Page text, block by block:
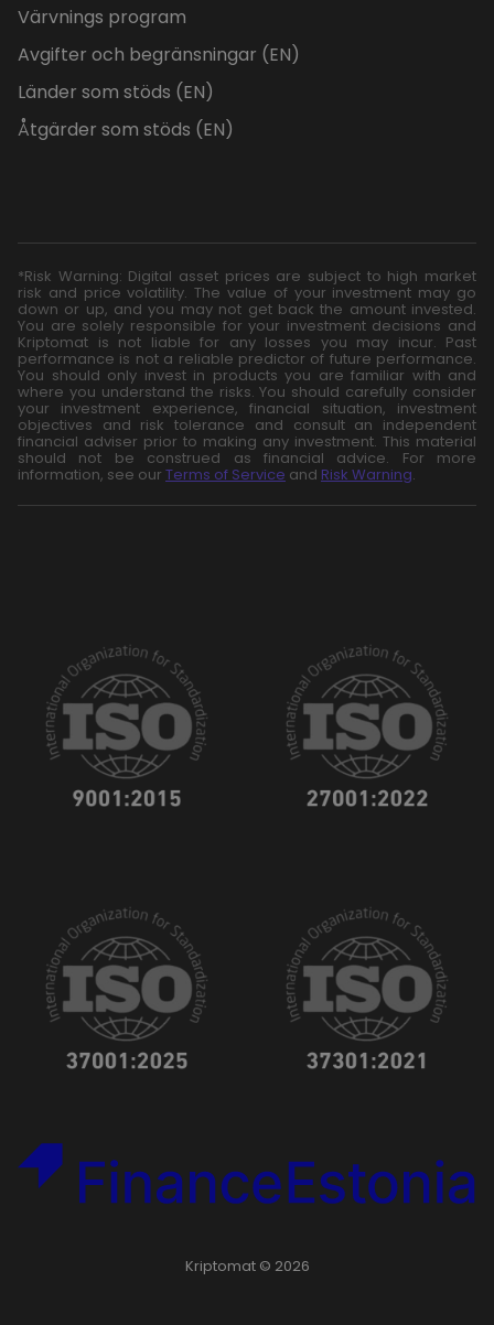
Värvnings program
Avgifter och begränsningar (EN)
Länder som stöds (EN)
Åtgärder som stöds (EN)
*Risk Warning: Digital asset prices are subject to high market
risk and price volatility. The value of your investment may go
down or up, and you may not get back the amount invested.
You are solely responsible for your investment decisions and
Kriptomat is not liable for any losses you may incur. Past
performance is not a reliable predictor of future performance.
You should only invest in products you are familiar with and
where you understand the risks. You should carefully consider
your investment experience, financial situation, investment
objectives and risk tolerance and consult an independent
financial adviser prior to making any investment. This material
should not be construed as financial advice. For more
information, see our Terms of Service and Risk Warning.
Kriptomat © 2026